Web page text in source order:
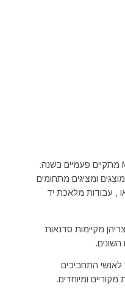
יריד התחביבים של מילנו – Milan מתקיים פעמיים בשנה:
ומציגים מתחומים
, עבודות מלאכת יד
מקיימות סדנאות
לאנשי התחביבים
ומיוחדים.